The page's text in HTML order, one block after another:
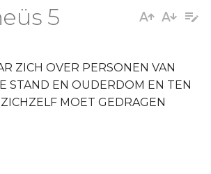
5
ZICH OVER PERSONEN VAN
STAND EN OUDERDOM EN TEN
MOET GEDRAGEN